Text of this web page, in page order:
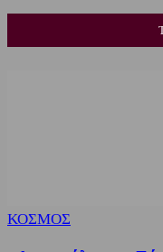
ΚΟΣΜΟΣ